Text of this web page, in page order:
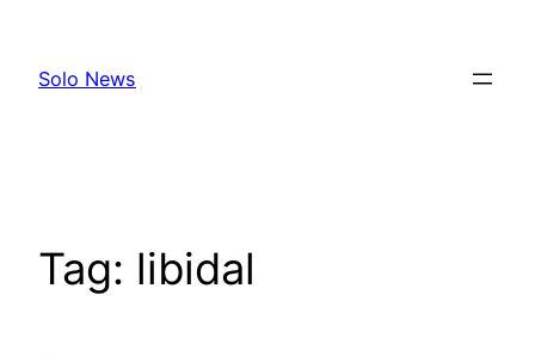
content
Solo News
Tag: libidal